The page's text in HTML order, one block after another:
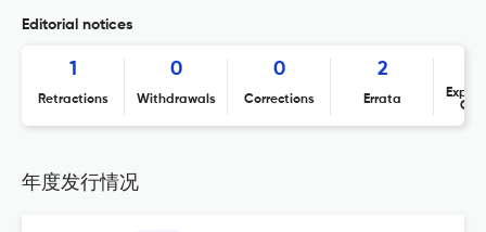
Editorial notices
1
Retractions
0
Withdrawals
0
Corrections
2
Errata
年度发行情况